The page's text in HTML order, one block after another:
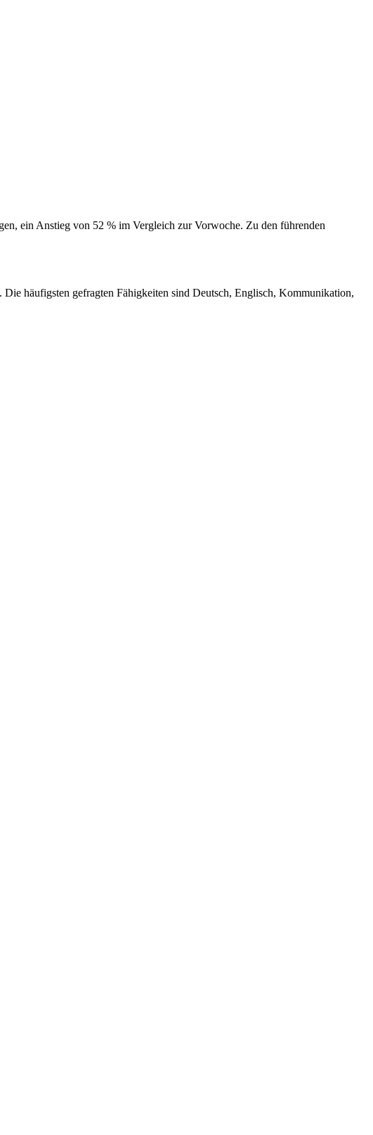
ein Anstieg von 52 % im Vergleich zur Vorwoche. Zu den führenden
häufigsten gefragten Fähigkeiten sind Deutsch, Englisch, Kommunikation,